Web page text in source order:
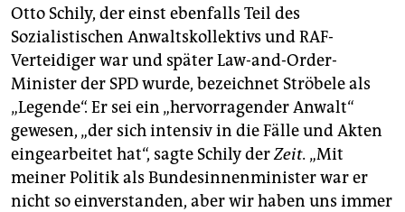
Otto Schily, der einst ebenfalls Teil des
Sozialistischen Anwaltskollektivs und RAF-
Verteidiger war und später Law-and-Order-
Minister der SPD wurde, bezeichnet Ströbele als
„Legende“. Er sei ein „hervorragender Anwalt“
gewesen, „der sich intensiv in die Fälle und Akten
eingearbeitet hat“, sagte Schily derZeit. „Mit
meiner Politik als Bundesinnenminister war er
nicht so einverstanden, aber wir haben uns immer